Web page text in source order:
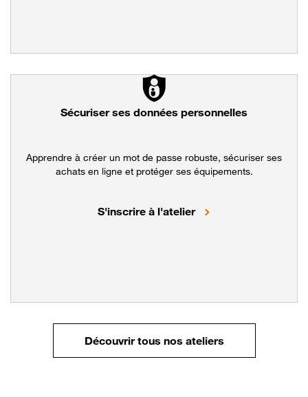
Sécuriser ses données personnelles
Apprendre à créer un mot de passe robuste, sécuriser ses
achats en ligne et protéger ses équipements.
S'inscrire à l'atelier Renforcer la
Découvrir tous nos ateliersTous nos cours